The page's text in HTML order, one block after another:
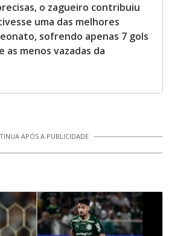
o zagueiro contribuiu
uma das melhores
sofrendo apenas 7 gols
menos vazadas da
APÓS A PUBLICIDADE